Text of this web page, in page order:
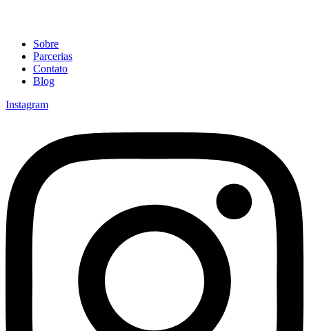
Sobre
Parcerias
Contato
Blog
Instagram